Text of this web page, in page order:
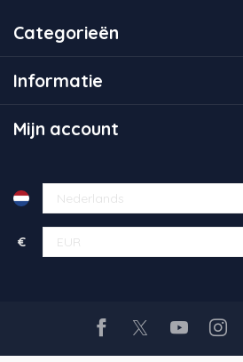
Categorieën
Informatie
Mijn account
€